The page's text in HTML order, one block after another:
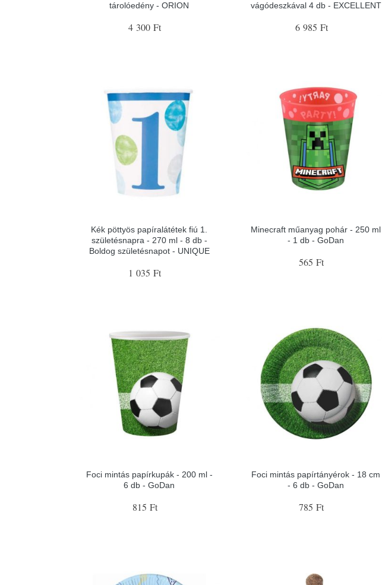
tárolóedény - ORION
4 300 Ft
vágódeszkával 4 db - EXCELLENT
6 985 Ft
Kék pöttyös papíralátétek fiú 1.
születésnapra - 270 ml - 8 db -
Boldog születésnapot - UNIQUE
1 035 Ft
Minecraft műanyag pohár - 250 ml
- 1 db - GoDan
565 Ft
Foci mintás papírkupák - 200 ml -
6 db - GoDan
815 Ft
Foci mintás papírtányérok - 18 cm
- 6 db - GoDan
785 Ft